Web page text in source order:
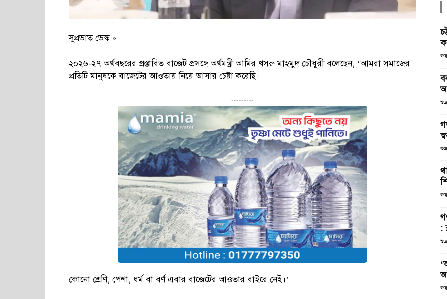
সুপ্রভাত ডেস্ক »
২০২৬-২৭ অর্থবছরের প্রস্তাবিত বাজেট প্রসঙ্গে অর্থমন্ত্রী আমির খসরু মাহমুদ চৌধুরী বলেছেন, ‘আমরা সমাজের
প্রতিটি মানুষকে বাজেটের আওতায় নিয়ে আসার চেষ্টা করেছি।
---------
কোনো শ্রেণি, পেশা, ধর্ম বা বর্ণ এবার বাজেটের আওতার বাইরে নেই।’
: